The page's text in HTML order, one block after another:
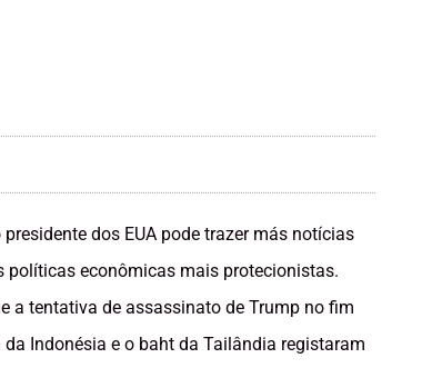
dos EUA pode trazer más notícias
políticas econômicas mais protecionistas.
a tentativa de assassinato de Trump no fim
Indonésia e o baht da Tailândia registaram